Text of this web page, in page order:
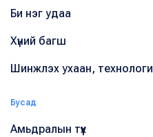
Би нэг удаа
Хүний багш
Шинжлэх ухаан, технологи
Бусад
Амьдралын түүх